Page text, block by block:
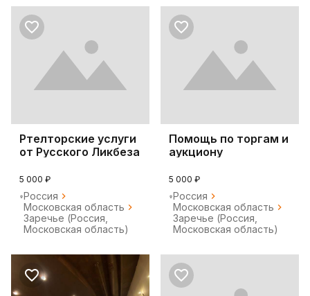
Ртелторские услуги
от Русского Ликбеза
5 000 ₽
Россия
Московская область
Заречье (Россия,
Московская область)
Помощь по торгам и
аукциону
5 000 ₽
Россия
Московская область
Заречье (Россия,
Московская область)